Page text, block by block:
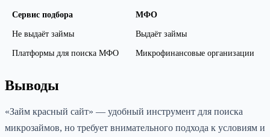
Сервис подбора МФО
Не выдаёт займы Выдаёт займы
Платформы для поиска МФО Микрофинансовые организации
Выводы
«Займ красный сайт» — удобный инструмент для поиска
микрозаймов, но требует внимательного подхода к условиям и